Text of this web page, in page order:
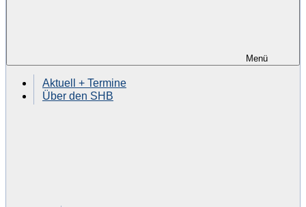
Menü
Aktuell + Termine
Über den SHB